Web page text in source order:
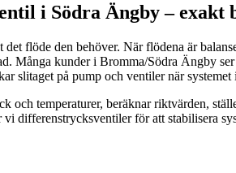
i Södra Ängby – exakt
flöde den behöver. När flödena är
Många kunder i Bromma/Södra Ängby
slitaget på pump och ventiler när
och temperaturer, beräknar riktvärden,
differenstrycksventiler för att stabilisera